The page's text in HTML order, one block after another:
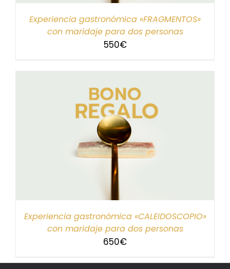
Experiencia gastronómica «FRAGMENTOS»
con maridaje para dos personas
550€
Experiencia gastronómica «CALEIDOSCOPIO»
con maridaje para dos personas
650€